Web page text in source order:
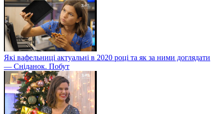
Які вафельниці актуальні в 2020 році та як за ними доглядати
— Сніданок. Побут